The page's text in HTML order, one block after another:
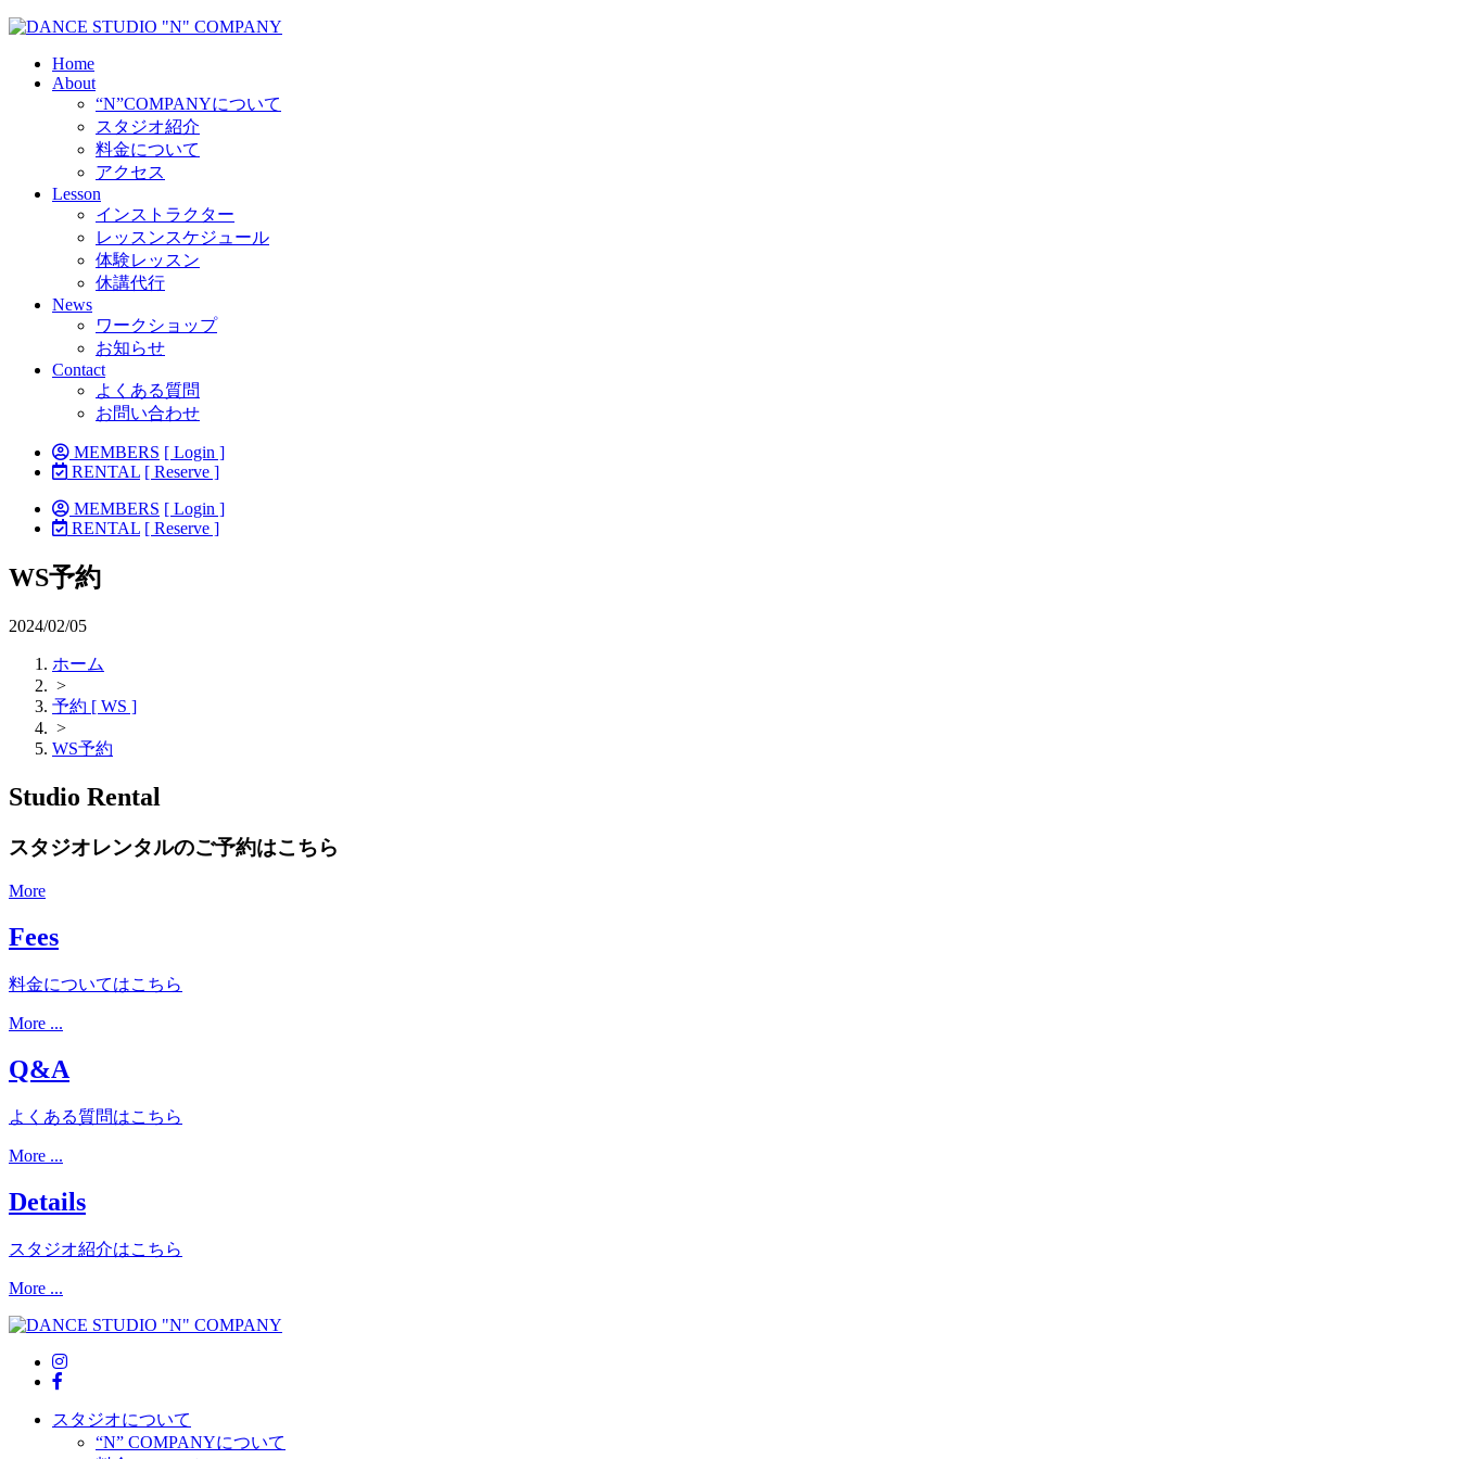
Home
About
“N”COMPANYについて
スタジオ紹介
料金について
アクセス
Lesson
インストラクター
レッスンスケジュール
体験レッスン
休講代行
News
ワークショップ
お知らせ
Contact
よくある質問
お問い合わせ
MEMBERS [ Login ]
RENTAL [ Reserve ]
MEMBERS [ Login ]
RENTAL [ Reserve ]
WS予約
2024/02/05
ホーム
>
予約 [ WS ]
>
WS予約
Studio Rental
スタジオレンタルのご予約はこちら
More
Fees
料金についてはこちら
More ...
Q&A
よくある質問はこちら
More ...
Details
スタジオ紹介はこちら
More ...
スタジオについて
“N” COMPANYについて